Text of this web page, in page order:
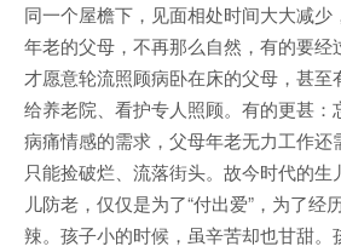
同一个屋檐下，见面相处时间大大减少
年老的父母，不再那么自然，有的要经
才愿意轮流照顾病卧在床的父母，甚至
给养老院、看护专人照顾。有的更甚：
病痛情感的需求，父母年老无力工作还
只能捡破烂、流落街头。故今时代的
儿防老，仅仅是为了“付出爱”，为了经
辣。孩子小的时候，虽辛苦却也甘甜。